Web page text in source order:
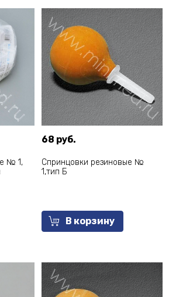
№ 1,
68 руб.
Спринцовки резиновые №
1,тип Б
В корзину